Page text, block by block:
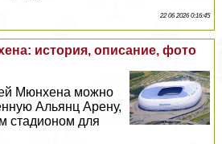
22 06 2026 0:16:45
история, описание, фото
Мюнхена можно
Альянц Арену,
стадионом для